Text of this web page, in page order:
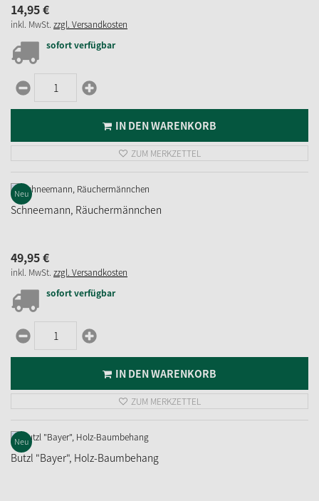
14,95€
inkl. MwSt. zzgl. Versandkosten
sofort verfügbar
IN DEN WARENKORB
ZUM MERKZETTEL
Neu
Schneemann, Räuchermännchen
49,95€
inkl. MwSt. zzgl. Versandkosten
sofort verfügbar
IN DEN WARENKORB
ZUM MERKZETTEL
Neu
Butzl "Bayer", Holz-Baumbehang